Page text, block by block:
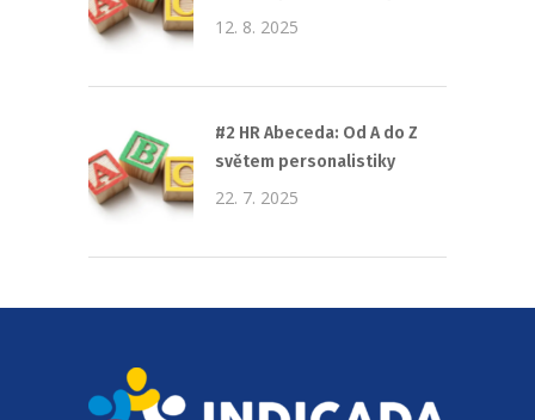
12. 8. 2025
#2 HR Abeceda: Od A do Z
světem personalistiky
22. 7. 2025